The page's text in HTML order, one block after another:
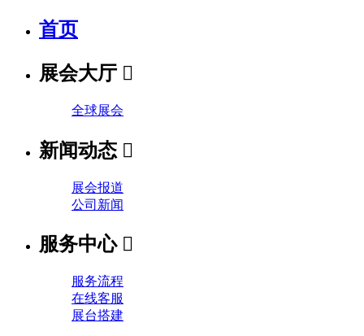
首页
展会大厅 
全球展会
新闻动态 
展会报道
公司新闻
服务中心 
服务流程
在线客服
展台搭建